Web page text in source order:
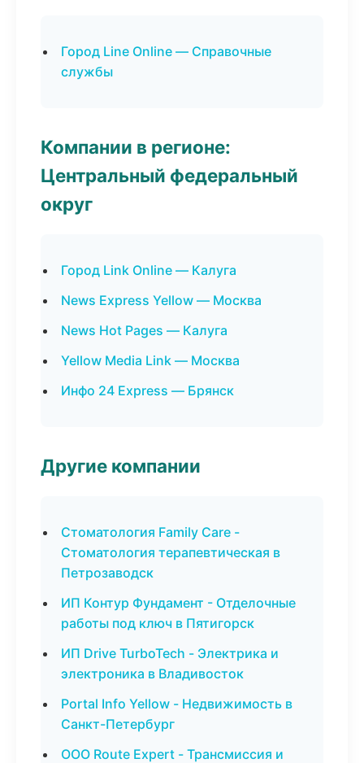
Город Line Online — Справочные
службы
Компании в регионе:
Центральный федеральный
округ
Город Link Online — Калуга
News Express Yellow — Москва
News Hot Pages — Калуга
Yellow Media Link — Москва
Инфо 24 Express — Брянск
Другие компании
Стоматология Family Care -
Стоматология терапевтическая в
Петрозаводск
ИП Контур Фундамент - Отделочные
работы под ключ в Пятигорск
ИП Drive TurboTech - Электрика и
электроника в Владивосток
Portal Info Yellow - Недвижимость в
Санкт-Петербург
ООО Route Expert - Трансмиссия и